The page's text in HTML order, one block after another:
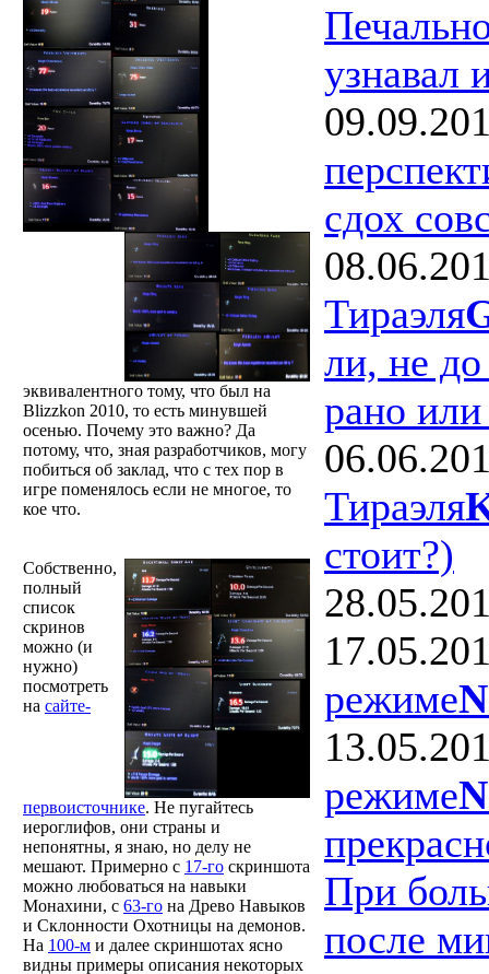
эквивалентного тому, что был на
Blizzkon 2010, то есть минувшей
осенью. Почему это важно? Да
потому, что, зная разработчиков, могу
побиться об заклад, что с тех пор в
игре поменялось если не многое, то
кое что.
Собственно,
полный
список
скринов
можно (и
нужно)
посмотреть
на сайте-
первоисточнике. Не пугайтесь
иероглифов, они страны и
непонятны, я знаю, но делу не
мешают. Примерно с 17-го скриншота
можно любоваться на навыки
Монахини, с 63-го на Древо Навыков
и Склонности Охотницы на демонов.
На 100-м и далее скриншотах ясно
видны примеры описания некоторых
узнавал
сдох
Тираэля
ли, не
рано
Тираэля
стоит?)
режиме
режиме
При
после